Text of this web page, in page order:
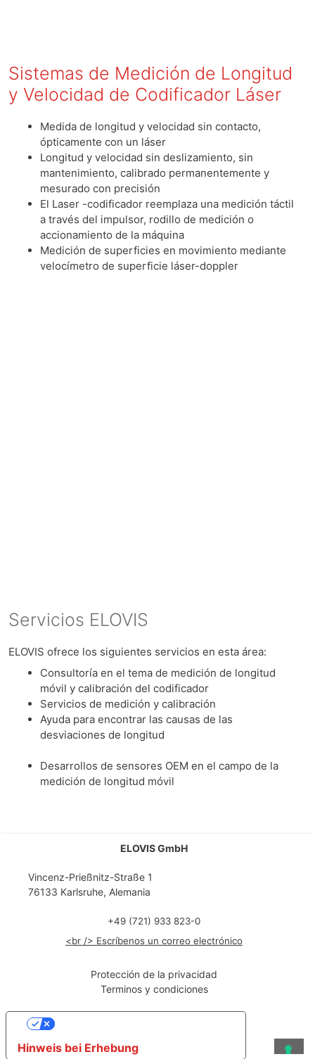
Sistemas de Medición de Longitud
y Velocidad de Codificador Láser
Medida de longitud y velocidad sin contacto,
ópticamente con un láser
Longitud y velocidad sin deslizamiento, sin
mantenimiento, calibrado permanentemente y
mesurado con precisión
El Laser -codificador reemplaza una medición táctil
a través del impulsor, rodillo de medición o
accionamiento de la máquina
Medición de superficies en movimiento mediante
velocímetro de superficie láser-doppler
Servicios ELOVIS
ELOVIS ofrece los siguientes servicios en esta área:
Consultoría en el tema de medición de longitud
móvil y calibración del codificador
Servicios de medición y calibración
Ayuda para encontrar las causas de las
desviaciones de longitud
Desarrollos de sensores OEM en el campo de la
medición de longitud móvil
ELOVIS GmbH
Vincenz-Prießnitz-Straße 1
76133 Karlsruhe, Alemania
+49 (721) 933 823-0
<br /> Escríbenos un correo electrónico
Protección de la privacidad
Terminos y condiciones
Hinweis bei Erhebung
Ihre Datenschutzeinstellungen